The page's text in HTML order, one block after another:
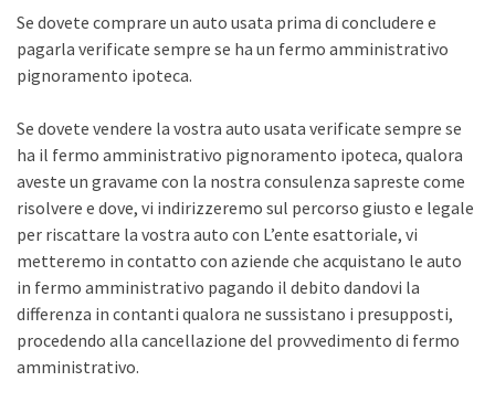
Se dovete comprare un auto usata prima di concludere e
pagarla verificate sempre se ha un fermo amministrativo
pignoramento ipoteca.
Se dovete vendere la vostra auto usata verificate sempre se
ha il fermo amministrativo pignoramento ipoteca, qualora
aveste un gravame con la nostra consulenza sapreste come
risolvere e dove, vi indirizzeremo sul percorso giusto e legale
per riscattare la vostra auto con L’ente esattoriale, vi
metteremo in contatto con aziende che acquistano le auto
in fermo amministrativo pagando il debito dandovi la
differenza in contanti qualora ne sussistano i presupposti,
procedendo alla cancellazione del provvedimento di fermo
amministrativo.